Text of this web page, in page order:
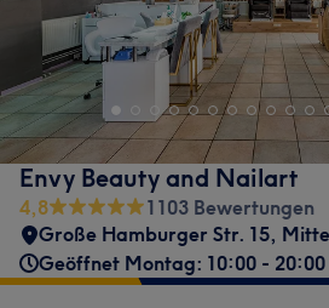
Envy Beauty and Nailart
4,8
1103 Bewertungen
Große Hamburger Str. 15, Mitte
Geöffnet Montag: 10:00 - 20:00